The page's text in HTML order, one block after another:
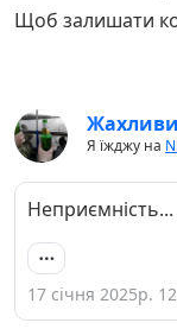
Щоб залишати
Я їжджу на
Неприємність...
17 січня 2025р.